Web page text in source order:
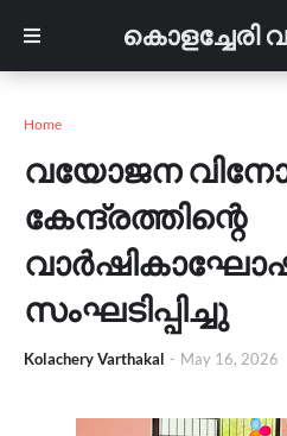
കൊളച്ചേരി
Home
വയോജന
കേന്ദ്രത്തിന്റെ
സംഘടിപ്പിച്ചു
Kolachery Varthakal - May 16, 2026